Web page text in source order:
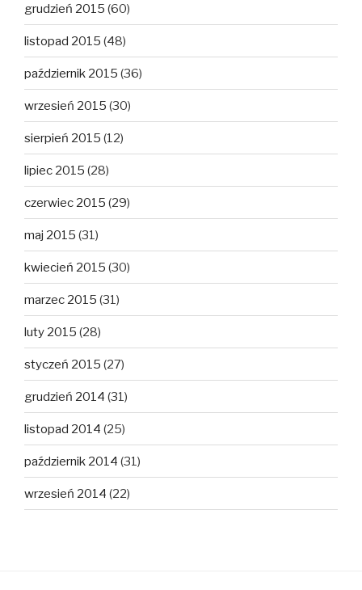
grudzień 2015 (60)
listopad 2015 (48)
październik 2015 (36)
wrzesień 2015 (30)
sierpień 2015 (12)
lipiec 2015 (28)
czerwiec 2015 (29)
maj 2015 (31)
kwiecień 2015 (30)
marzec 2015 (31)
luty 2015 (28)
styczeń 2015 (27)
grudzień 2014 (31)
listopad 2014 (25)
październik 2014 (31)
wrzesień 2014 (22)